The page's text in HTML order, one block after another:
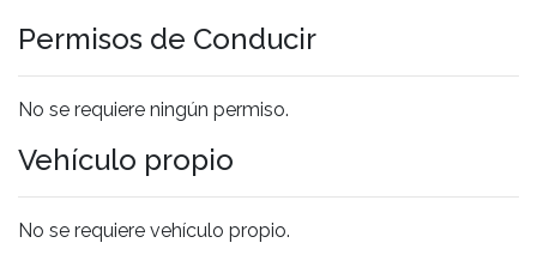
Permisos de Conducir
No se requiere ningún permiso.
Vehículo propio
No se requiere vehículo propio.